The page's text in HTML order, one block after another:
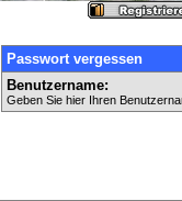
Passwort vergessen
Benutzername:
Geben Sie hier Ihren